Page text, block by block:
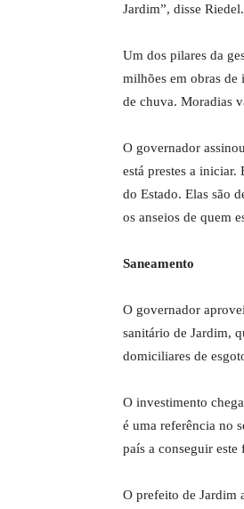
Jardim”, disse Riedel.
Um dos pilares da
milhões em obras de
de chuva. Moradias
O governador
está prestes a
do Estado. Elas são
os anseios de quem
Saneamento
O governador
sanitário de Jardim,
domiciliares de
O investimento
é uma referência no
país a conseguir este
O prefeito de Jardim